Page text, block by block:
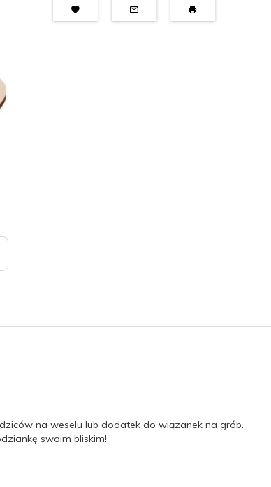
na weselu lub dodatek do wiązanek na grób.
swoim bliskim!